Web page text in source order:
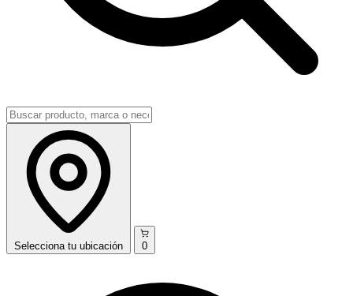
Selecciona tu ubicación 0